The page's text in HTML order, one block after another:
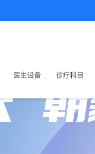
医生设备 诊疗科目